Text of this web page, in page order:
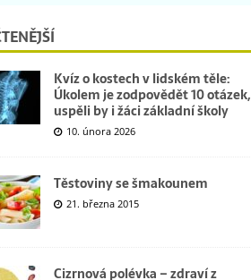
Kvíz o kostech v lidském těle:
Úkolem je zodpovědět 10 otázek,
uspěli by i žáci základní školy
10. února 2026
Těstoviny se šmakounem
21. března 2015
Cizrnová polévka – zdraví z